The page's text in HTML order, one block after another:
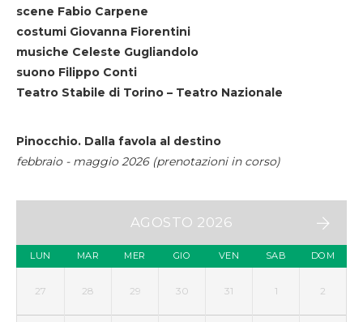
scene Fabio Carpene
costumi Giovanna Fiorentini
musiche Celeste Gugliandolo
suono Filippo Conti
Teatro Stabile di Torino – Teatro Nazionale
Pinocchio. Dalla favola al destino
febbraio - maggio 2026 (prenotazioni in corso)
AGOSTO 2026
LUN MAR MER GIO VEN SAB DOM
27 28 29 30 31 1 2